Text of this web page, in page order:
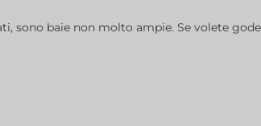
sono baie non molto ampie. Se volete